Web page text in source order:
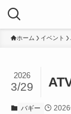
ホーム イベント
2026
3/29
バギー 2026